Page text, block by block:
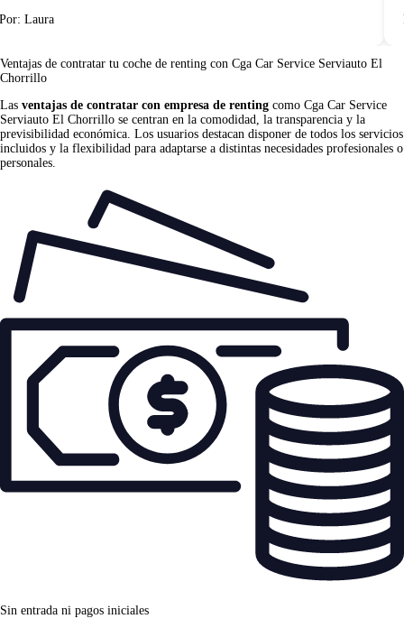
Laura
Ventajas de contratar tu coche de renting con Cga Car Service Serviauto El
Chorrillo
Las ventajas de contratar con empresa de renting como Cga Car Service
Serviauto El Chorrillo se centran en la comodidad, la transparencia y la
previsibilidad económica. Los usuarios destacan disponer de todos los servicios
incluidos y la flexibilidad para adaptarse a distintas necesidades profesionales o
personales.
Sin entrada ni pagos iniciales